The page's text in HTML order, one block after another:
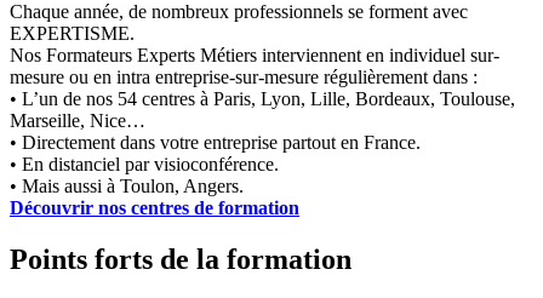
Chaque année, de nombreux professionnels se forment avec
EXPERTISME.
Nos Formateurs Experts Métiers interviennent en individuel sur-
mesure ou en intra entreprise-sur-mesure régulièrement dans :
• L’un de nos 54 centres à Paris, Lyon, Lille, Bordeaux, Toulouse,
Marseille, Nice…
• Directement dans votre entreprise partout en France.
• En distanciel par visioconférence.
• Mais aussi à Toulon, Angers.
Découvrir nos centres de formation
Points forts de la formation